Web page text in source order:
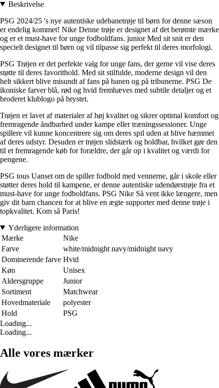
Beskrivelse
PSG 2024/25 's nye autentiske udebanetrøje til børn for denne sæson
er endelig kommet! Nike Denne trøje er designet af det berømte mærke
og er et must-have for unge fodboldfans. junior Med sit snit er den
specielt designet til børn og vil tilpasse sig perfekt til deres morfologi.
PSG Trøjen er det perfekte valg for unge fans, der gerne vil vise deres
støtte til deres favorithold. Med sit stilfulde, moderne design vil den
helt sikkert blive misundt af fans på banen og på tribunerne. PSG De
ikoniske farver blå, rød og hvid fremhæves med subtile detaljer og et
broderet klublogo på brystet.
Trøjen er lavet af materialer af høj kvalitet og sikrer optimal komfort og
fremragende åndbarhed under kampe eller træningssessioner. Unge
spillere vil kunne koncentrere sig om deres spil uden at blive hæmmet
af deres udstyr. Desuden er trøjen slidstærk og holdbar, hvilket gør den
til et fremragende køb for forældre, der går op i kvalitet og værdi for
pengene.
PSG tous Uanset om de spiller fodbold med vennerne, går i skole eller
støtter deres hold til kampene, er denne autentiske udendørstrøje fra et
must-have for unge fodboldfans. PSG Nike Så vent ikke længere, men
giv dit barn chancen for at blive en ægte supporter med denne trøje i
topkvalitet. Kom så Paris!
Yderligere information
Mærke
Nike
Farve
white/midnight navy/midnight navy
Dominerende farve Hvid
Køn
Unisex
Aldersgruppe
Junior
Sortiment
Matchwear
Hovedmateriale
polyester
Hold
PSG
Loading...
Loading...
Alle vores mærker